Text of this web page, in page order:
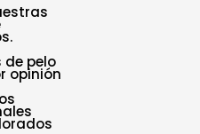
de pelo
opinión